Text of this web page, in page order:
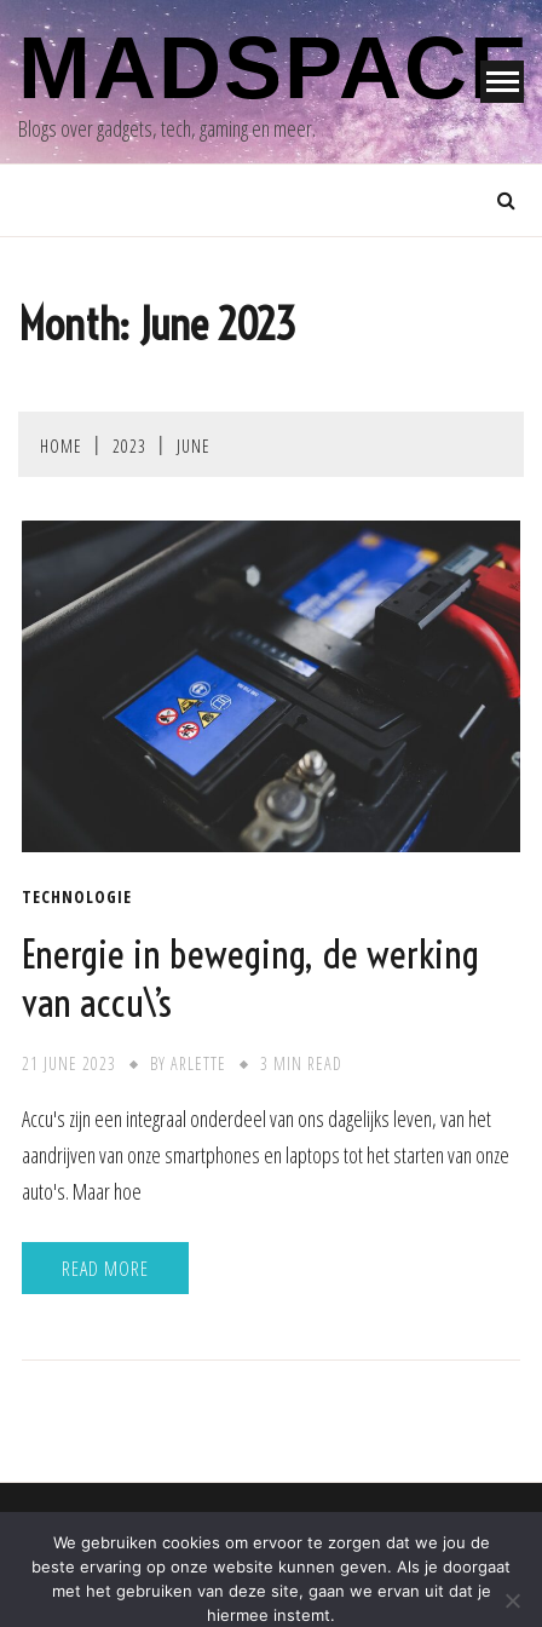
Skip
content
MADSPACE
Blogs over gadgets, tech, gaming en meer.
Month: June 2023
HOME 2023 JUNE
TECHNOLOGIE
Energie in beweging, de werking
van accu\’s
21 JUNE 2023 BY ARLETTE 3 MIN READ
Accu's zijn een integraal onderdeel van ons dagelijks leven, van het
aandrijven van onze smartphones en laptops tot het starten van onze
auto's. Maar hoe
READ MORE
All Rights Reserved 2022.
Proudly powered by WordPress
| Theme: Fort by Candid
We gebruiken cookies om ervoor te zorgen dat we jou de
beste ervaring op onze website kunnen geven. Als je doorgaat
met het gebruiken van deze site, gaan we ervan uit dat je
hiermee instemt.